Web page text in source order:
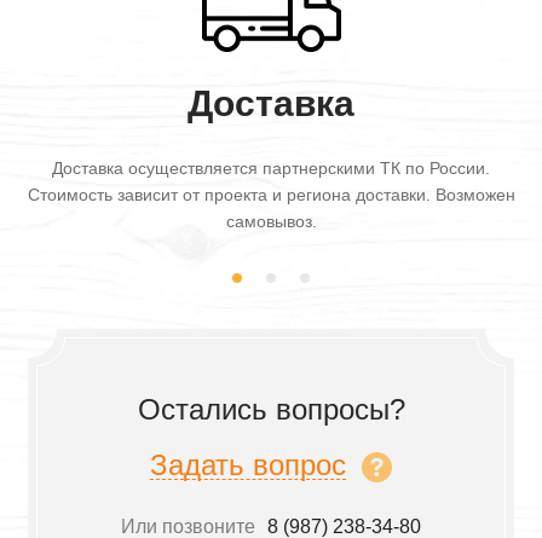
Доставка
Доставка осуществляется партнерскими ТК по России.
Стоимость зависит от проекта и региона доставки. Возможен
самовывоз.
Остались вопросы?
Задать вопрос
Или позвоните 8 (987) 238-34-80